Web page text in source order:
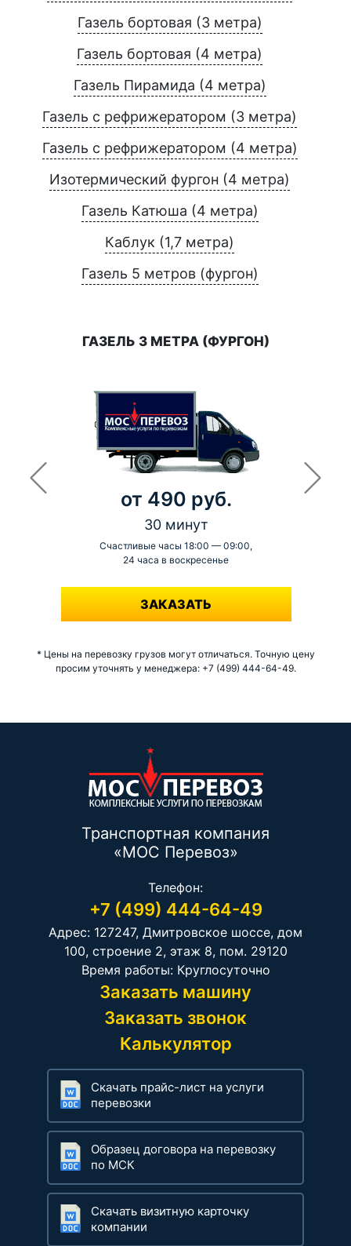
Газель бортовая (3 метра)
Газель бортовая (4 метра)
Газель Пирамида (4 метра)
Газель с рефрижератором (3 метра)
Газель с рефрижератором (4 метра)
Изотермический фургон (4 метра)
Газель Катюша (4 метра)
Каблук (1,7 метра)
Газель 5 метров (фургон)
ГАЗЕЛЬ 3 МЕТРА (ФУРГОН)
от 490 руб.
30 минут
Счастливые часы 18:00 — 09:00,
24 часа в воскресенье
-
ЗАКАЗАТЬ
* Цены на перевозку грузов могут отличаться. Точную цену
просим уточнять у менеджера: +7 (499) 444-64-49.
Транспортная компания
«МОС Перевоз»
Телефон:
+7 (499) 444-64-49
Адрес: 127247, Дмитровское шоссе, дом
100, строение 2, этаж 8, пом. 29120
Время работы: Круглосуточно
Заказать машину
Заказать звонок
Калькулятор
Скачать прайс-лист на услуги
перевозки
Образец договора на перевозку
по МСК
Скачать визитную карточку
компании